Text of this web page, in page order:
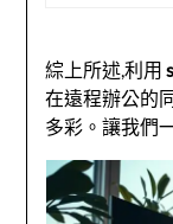
綜上所述,利用
在遠程辦公的
多彩。讓我們